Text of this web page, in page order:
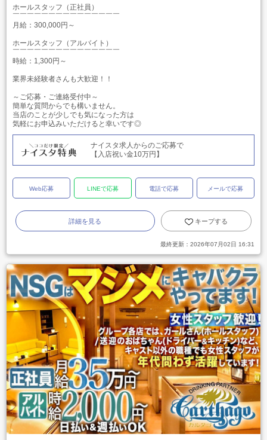
ホールスタッフ（正社員）
￣￣￣￣￣￣￣￣￣￣￣￣￣￣￣
月給：300,000円～
ホールスタッフ（アルバイト）
￣￣￣￣￣￣￣￣￣￣￣￣￣￣￣
時給：1,300円～
業界未経験者さんも大歓迎！！
～ご応募・ご連絡受付中～
簡単な質問からでも構いません。
当店のことが少しでも気になった方は
気軽にお申込みいただけると幸いです◎
ナイスタ求人からのご応募で
【入店祝い金10万円】
Web応募 LINEで応募 電話で応募 メールで応募
詳細を見る キープする
最終更新： 2026年07月02日 16:31